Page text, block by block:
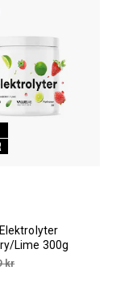
Lime 300g
kr